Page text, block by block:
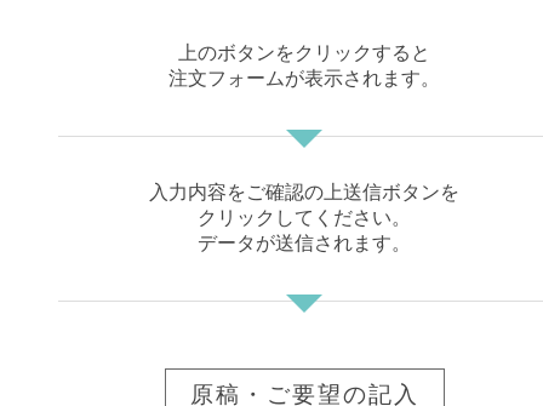
上のボタンをクリックすると
注文フォームが表示されます。
入力内容をご確認の上送信ボタンを
クリックしてください。
データが送信されます。
原稿・ご要望の記入